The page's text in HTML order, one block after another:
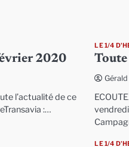
2020
l’actualité de ce
:…
LE 1/4
LE 1/4